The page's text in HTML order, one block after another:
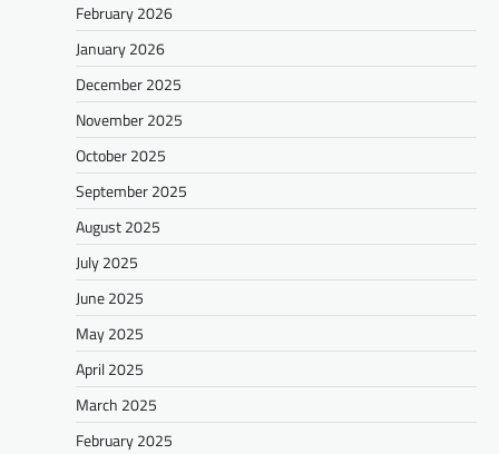
February 2026
January 2026
December 2025
November 2025
October 2025
September 2025
August 2025
July 2025
June 2025
May 2025
April 2025
March 2025
February 2025